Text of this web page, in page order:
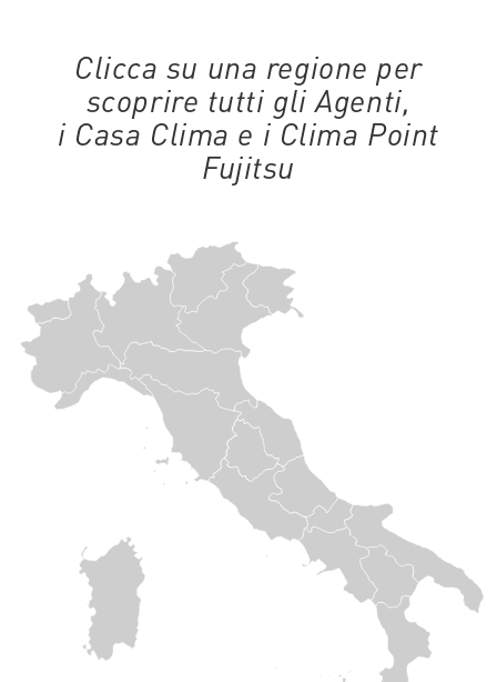
Clicca su una regione per
scoprire tutti gli Agenti,
i Casa Clima e i Clima Point
Fujitsu